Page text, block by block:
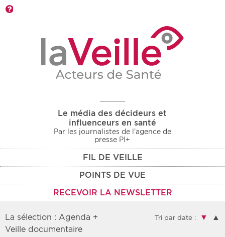
Le média des décideurs et
influenceurs en santé
Par les journalistes de l'agence de
presse PI+
FIL DE VEILLE
POINTS DE VUE
RECEVOIR LA NEWSLETTER
La sélection : Agenda +
Veille documentaire
Tri par date : ▼ ▲